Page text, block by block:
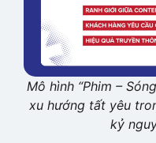
Mô hình “Phim –
xu hướng tất yêu
kỷ